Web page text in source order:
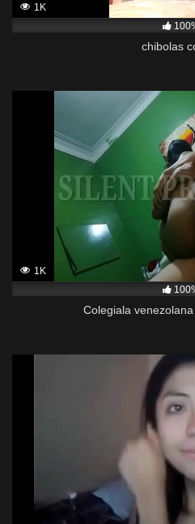
1K
chibolas
1K
Colegiala